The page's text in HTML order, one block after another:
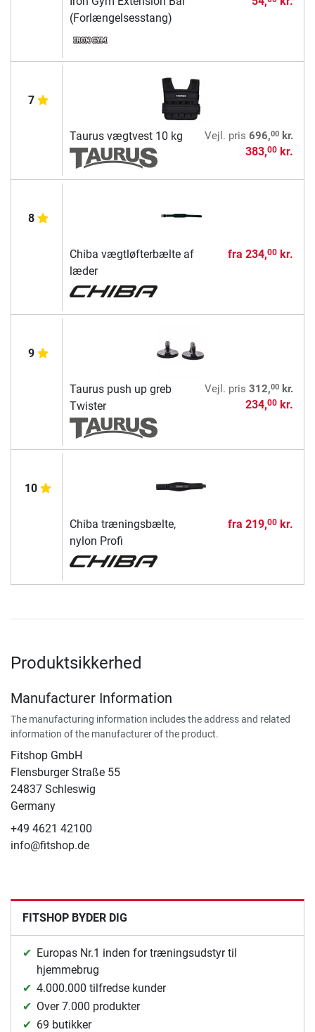
(Forlængelsesstang)
7
Taurus vægtvest 10 kg Vejl. pris 696,00kr.
383,00kr.
8
Chiba vægtløfterbælte af
læder
fra 234,00kr.
9
Taurus push up greb
Twister
Vejl. pris 312,00kr.
234,00kr.
10
Chiba træningsbælte,
nylon Profi
fra 219,00kr.
Produktsikkerhed
Manufacturer Information
The manufacturing information includes the address and related
information of the manufacturer of the product.
Fitshop GmbH
Flensburger Straße 55
24837 Schleswig
Germany
+49 4621 42100
info@fitshop.de
FITSHOP BYDER DIG
Europas Nr.1 inden for træningsudstyr til
hjemmebrug
4.000.000 tilfredse kunder
Over 7.000 produkter
69 butikker